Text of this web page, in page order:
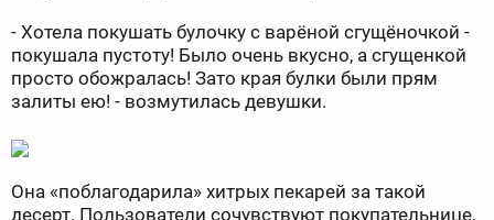
- Хотела покушать булочку с варёной сгущёночкой -
покушала пустоту! Было очень вкусно, а сгущенкой
просто обожралась! Зато края булки были прям
залиты ею! - возмутилась девушки.
Она «поблагодарила» хитрых пекарей за такой
десерт. Пользователи сочувствуют покупательнице,